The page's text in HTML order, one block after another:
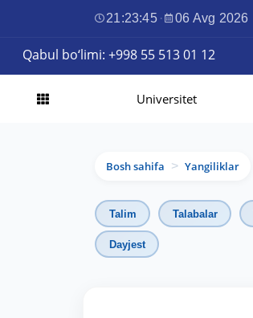
21:23:46 · 06 Avg 2026
Qabul bo‘limi: +998 55 513 01 12
Universitet
Bosh sahifa > Yangiliklar
Talim Talabalar
Dayjest